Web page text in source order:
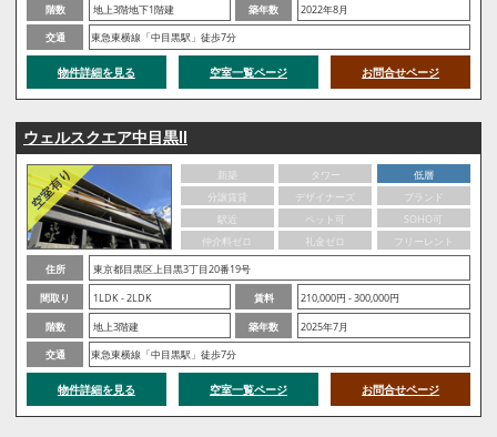
階数
地上3階地下1階建 築年数
2022年8月
交通
東急東横線「中目黒駅」徒歩7分
物件詳細を見る 空室一覧ページ お問合せページ
ウェルスクエア中目黒Ⅱ
新築 タワー
低層
分譲賃貸
デザイナーズ
ブランド
駅近
ペット可
SOHO可
仲介料ゼロ
礼金ゼロ
フリーレント
住所
東京都目黒区上目黒3丁目20番19号
間取り
1LDK - 2LDK 賃料
210,000円 - 300,000円
階数
地上3階建 築年数
2025年7月
交通
東急東横線「中目黒駅」徒歩7分
物件詳細を見る 空室一覧ページ お問合せページ